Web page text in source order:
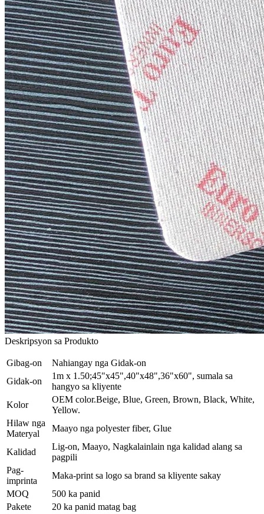
Deskripsyon sa Produkto
Gibag-on
Nahiangay nga Gidak-on
Gidak-on
1m x 1.50;45"x45",40"x48",36"x60", sumala sa
hangyo sa kliyente
Kolor
OEM color.Beige, Blue, Green, Brown, Black, White,
Yellow.
Hilaw nga
Materyal
Maayo nga polyester fiber, Glue
Kalidad
Lig-on, Maayo, Nagkalainlain nga kalidad alang sa
pagpili
Pag-
imprinta
Maka-print sa logo sa brand sa kliyente sakay
MOQ
500 ka panid
Pakete
20 ka panid matag bag